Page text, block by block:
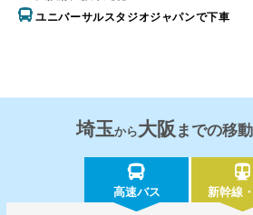
ユニバーサルスタジオジャパンで下車
埼玉から大阪 までの移
高速バス 新幹線